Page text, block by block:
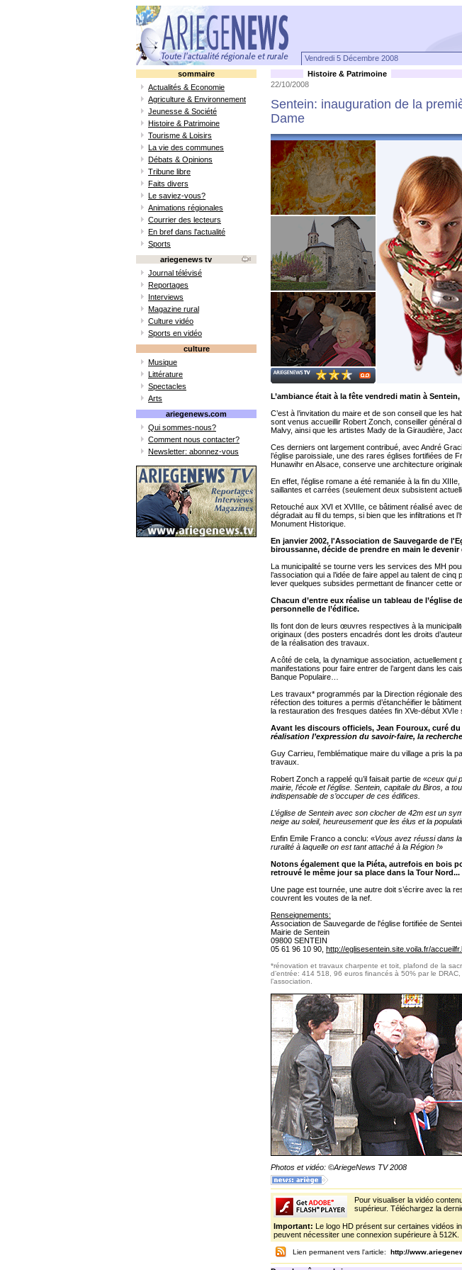
Vendredi 5 Décembre 2008
sommaire
Actualités & Economie
Agriculture & Environnement
Jeunesse & Société
Histoire & Patrimoine
Tourisme & Loisirs
La vie des communes
Débats & Opinions
Tribune libre
Faits divers
Le saviez-vous?
Animations régionales
Courrier des lecteurs
En bref dans l'actualité
Sports
ariegenews tv
Journal télévisé
Reportages
Interviews
Magazine rural
Culture vidéo
Sports en vidéo
culture
Musique
Littérature
Spectacles
Arts
ariegenews.com
Qui sommes-nous?
Comment nous contacter?
Newsletter: abonnez-vous
Histoire & Patrimoine
22/10/2008
Sentein: inauguration de la
Dame
L’ambiance était à la fête vendredi matin à
C’est à l’invitation du maire et de son conseil que les
sont venus accueillir Robert Zonch, conseiller général
Malvy, ainsi que les artistes Mady de la Giraudière,
Ces derniers ont largement contribué, avec André
l’église paroissiale, une des rares églises fortifiées de
Hunawihr en Alsace, conserve une architecture
En effet, l’église romane a été remaniée à la fin du
saillantes et carrées (seulement deux subsistent
Retouché aux XVI et XVIIIe, ce bâtiment réalisé avec
dégradait au fil du temps, si bien que les infiltrations et
Monument Historique.
En janvier 2002, l'Association de Sauvegarde de
biroussanne, décide de prendre en main le
La municipalité se tourne vers les services des MH
l’association qui a l’idée de faire appel au talent de
lever quelques subsides permettant de financer cette
Chacun d’entre eux réalise un tableau de l’église
personnelle de l’édifice.
Ils font don de leurs œuvres respectives à la
originaux (des posters encadrés dont les droits
de la réalisation des travaux.
A côté de cela, la dynamique association,
manifestations pour faire entrer de l’argent dans les
Banque Populaire…
Les travaux* programmés par la Direction régionale
réfection des toitures a permis d’étanchéifier le
la restauration des fresques datées fin XVe-début XVIe
Avant les discours officiels, Jean Fouroux, curé
réalisation l’expression du savoir-faire, la
Guy Carrieu, l’emblématique maire du village a pris la
travaux.
Robert Zonch a rappelé qu’il faisait partie de «ceux qui
mairie, l’école et l’église. Sentein, capitale du Biros, a
indispensable de s’occuper de ces édifices.
L’église de Sentein avec son clocher de 42m est un
neige au soleil, heureusement que les élus et la
Enfin Emile Franco a conclu: «Vous avez réussi dans
ruralité à laquelle on est tant attaché à la Région !»
Notons également que la Piéta, autrefois en bois
retrouvé le même jour sa place dans la Tour Nord...
Une page est tournée, une autre doit s’écrire avec la
couvrent les voutes de la nef.
Renseignements:
Association de Sauvegarde de l'église fortifiée de
Mairie de Sentein
09800 SENTEIN
05 61 96 10 90, http://eglisesentein.site.voila.fr/
*rénovation et travaux charpente et toit, plafond de la
d’entrée: 414 518, 96 euros financés à 50% par le
l’association.
Photos et vidéo: ©AriegeNews TV 2008
Pour visualiser la vidéo
supérieur. Téléchargez la
Important: Le logo HD présent sur certaines vidéos
peuvent nécessiter une connexion supérieure à 512K.
Lien permanent vers l'article: http://